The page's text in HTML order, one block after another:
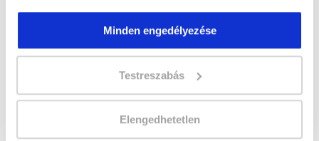
Minden engedélyezése
Testreszabás
Elengedhetetlen
Lehet még jelentkezni?